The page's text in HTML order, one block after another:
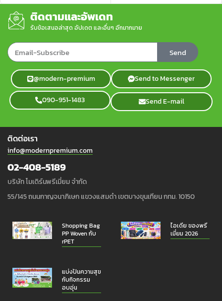
ติดตามและอัพเดท
รับข้อเสนอล่าสุด อัปเดต และอื่นๆ อีกมากมาย
Send
@modern-premium Send to Messenger
090-951-1483 Send E-mail
ติดต่อเรา
info@modernpremium.com
02-408-5189
บริษัท โมเดิร์นพรีเมี่ยม จำกัด
55/145 ถนนกาญจนาภิเษก แขวงแสมดำ เขตบางขุนเทียน กทม. 10150
Shopping Bag
PP Woven กับ
rPET
ไอเดีย ของพรี
เมี่ยม 2026
แบ่งปันความสุข
กับกิจกรรม
อบอุ่น